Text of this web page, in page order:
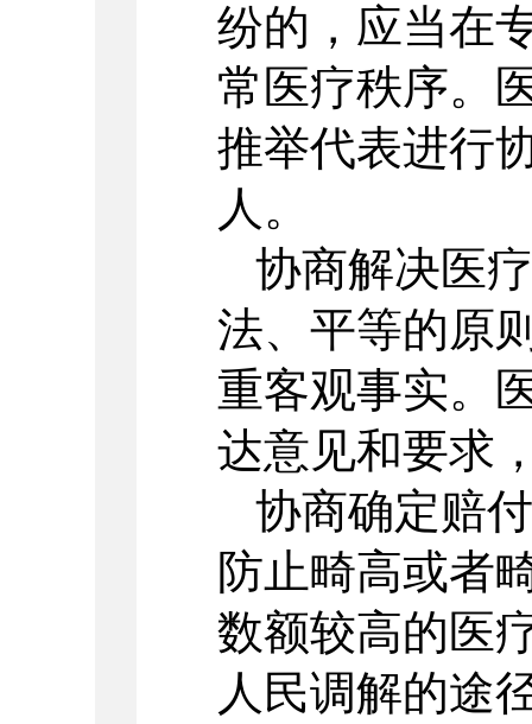
纷的，应当在
常医疗秩序。
推举代表进行
人。
协商解决医
法、平等的原
重客观事实。
达意见和要求
协商确定赔
防止畸高或者
数额较高的医
人民调解的途